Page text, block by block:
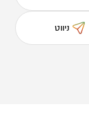
ניווט